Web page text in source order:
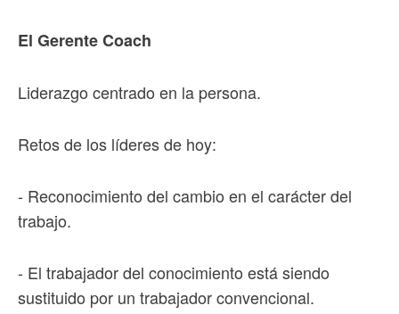
El Gerente Coach
Liderazgo centrado en la persona.
Retos de los líderes de hoy:
- Reconocimiento del cambio en el carácter del
trabajo.
- El trabajador del conocimiento está siendo
sustituido por un trabajador convencional.